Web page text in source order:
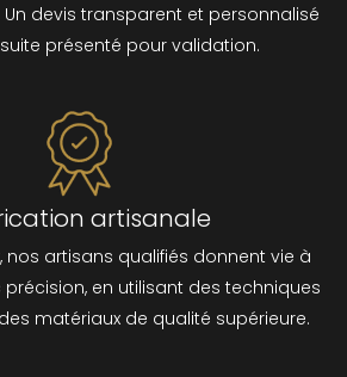
devis transparent et personnalisé
présenté pour validation.
artisanale
nos artisans qualifiés donnent vie à
en utilisant des techniques
matériaux de qualité supérieure.